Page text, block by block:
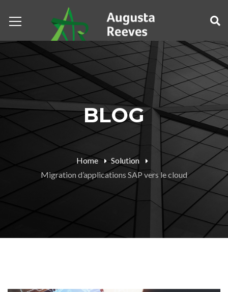
BLOG
Home
Solution
Migration d’applications SAP vers le cloud